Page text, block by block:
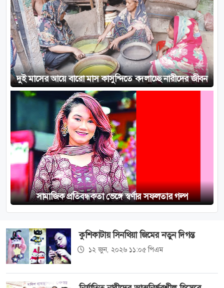
দুই মাসের আয়ে বারো মাস কাসুন্দিতে বদলাচ্ছে নারীদের জীবন
সামাজিক প্রতিবন্ধকতা ভেঙ্গে স্বর্ণার সফলতার গল্প
কুশিকাটায় সিনথিয়া জিমের নতুন দিগন্ত
১২ জুন, ২০২৬ ১১:০৫ পিএম